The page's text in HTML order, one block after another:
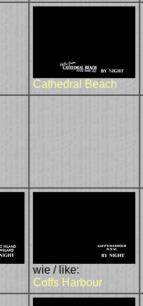
Cathedral Beach
wie / like:
Coffs Harbour